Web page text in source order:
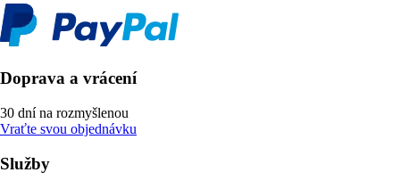
Doprava a vrácení
30 dní na rozmyšlenou
Vraťte svou objednávku
Služby